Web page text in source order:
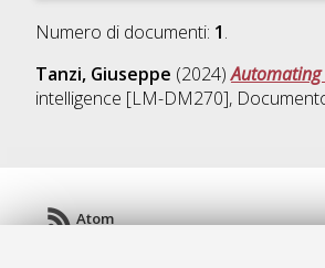
Numero di documenti: 1.
Tanzi, Giuseppe (2024)Automating
intelligence [LM-DM270],
Atom